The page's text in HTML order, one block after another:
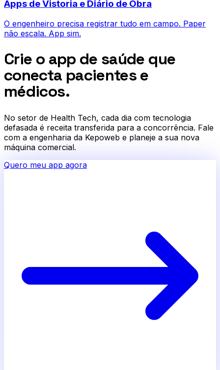
Apps de Vistoria e Diário de Obra
O engenheiro precisa registrar tudo em campo. Paper
não escala. App sim.
Crie o app de saúde que
conecta pacientes e
médicos.
No setor de Health Tech, cada dia com tecnologia
defasada é receita transferida para a concorrência. Fale
com a engenharia da Kepoweb e planeje a sua nova
máquina comercial.
Quero meu app agora